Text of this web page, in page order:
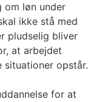
om løn under
ikke stå med
pludselig bliver
at arbejdet
opstår.
for at